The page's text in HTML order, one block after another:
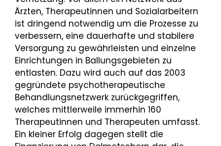
Ärzten, Therapeutinnen und Sozialarbeitern
ist dringend notwendig um die Prozesse zu
verbessern, eine dauerhafte und stabilere
Versorgung zu gewährleisten und einzelne
Einrichtungen in Ballungsgebieten zu
entlasten. Dazu wird auch auf das 2003
gegründete psychotherapeutische
Behandlungsnetzwerk zurückgegriffen,
welches mittlerweile immerhin 160
Therapeutinnen und Therapeuten umfasst.
Ein kleiner Erfolg dagegen stellt die